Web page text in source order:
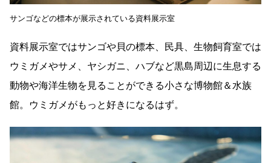
サンゴなどの標本が展示されている資料展示室
資料展示室ではサンゴや貝の標本、民具、生物飼育室では
ウミガメやサメ、ヤシガニ、ハブなど黒島周辺に生息する
動物や海洋生物を見ることができる小さな博物館＆水族
館。ウミガメがもっと好きになるはず。